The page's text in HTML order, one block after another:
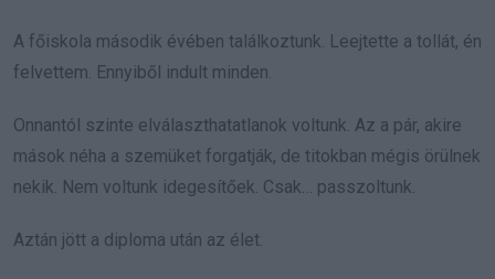
A főiskola második évében találkoztunk. Leejtette a tollát, én
felvettem. Ennyiből indult minden.
Onnantól szinte elválaszthatatlanok voltunk. Az a pár, akire
mások néha a szemüket forgatják, de titokban mégis örülnek
nekik. Nem voltunk idegesítőek. Csak… passzoltunk.
Aztán jött a diploma után az élet.